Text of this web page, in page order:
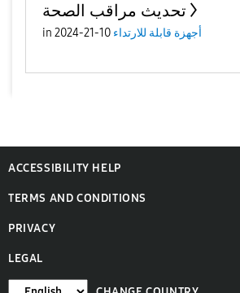
تحديث مراقب الصحة
in أجهزة قابلة للارتداء 10-21-2024
ACCESSIBILITY HELP
TERMS AND CONDITIONS
PRIVACY
LEGAL